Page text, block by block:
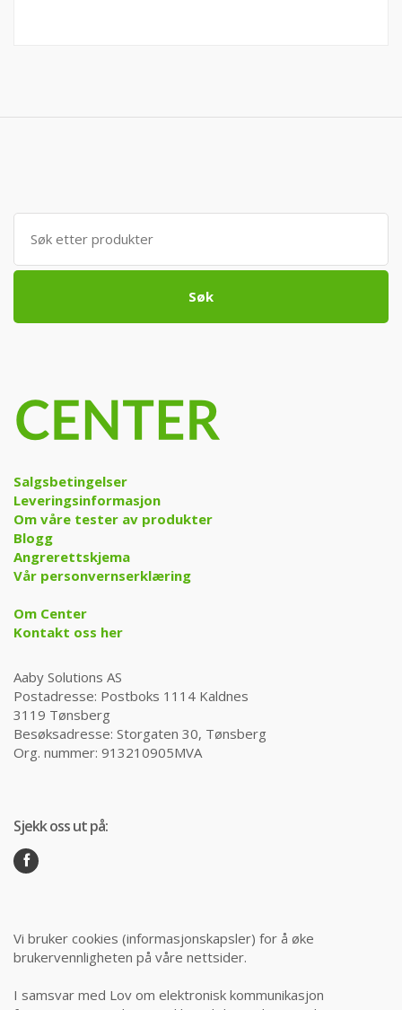
Søk
etter:
Søk
Salgsbetingelser
Leveringsinformasjon
Om våre tester av produkter
Blogg
Angrerettskjema
Vår personvernserklæring
Om Center
Kontakt oss her
Aaby Solutions AS
Postadresse: Postboks 1114 Kaldnes
3119 Tønsberg
Besøksadresse: Storgaten 30, Tønsberg
Org. nummer: 913210905MVA
Sjekk oss ut på:
Vi bruker cookies (informasjonskapsler) for å øke
brukervennligheten på våre nettsider.
I samsvar med Lov om elektronisk kommunikasjon